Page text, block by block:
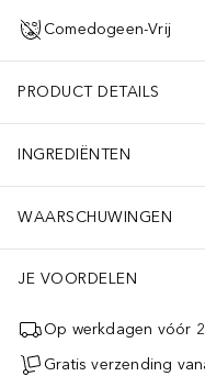
Comedogeen-Vrij
PRODUCT DETAILS
INGREDIËNTEN
WAARSCHUWINGEN
JE VOORDELEN
Op werkdagen vóór
Gratis verzending